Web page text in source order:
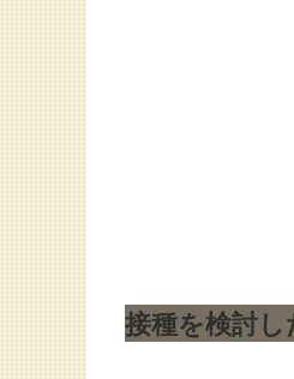
接種を検討